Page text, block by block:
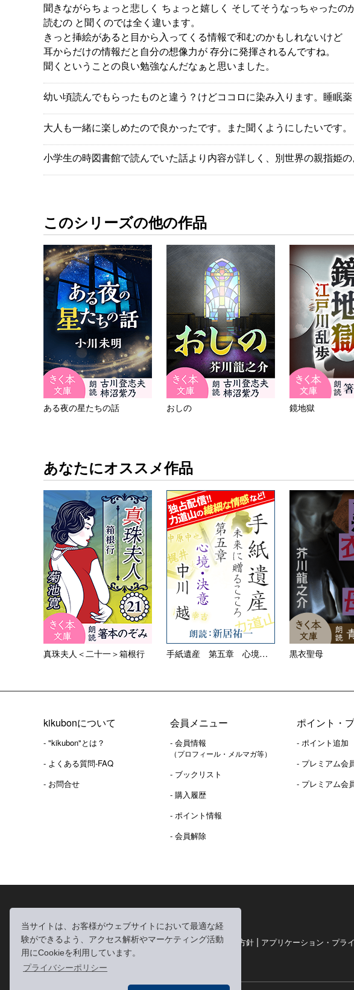
当サイトは、お客様がウェブサイトにおいて最適な経
験ができるよう、アクセス解析やマーケティング活動
用にCookieを利用しています。
プライバシーポリシー
聞きながらちょっと悲しく ちょっと嬉しく そしてそうなっちゃったの
読むの と聞くのでは全く違います。
きっと挿絵があると目から入ってくる情報で和むのかもしれないけど
耳からだけの情報だと自分の想像力が 存分に発揮されるんですね。
聞くということの良い勉強なんだなぁと思いました。
幼い頃読んでもらったものと違う？けどココロに染み入ります。睡眠
大人も一緒に楽しめたので良かったです。また聞くようにしたいです。
小学生の時図書館で読んでいた話より内容が詳しく、別世界の親指姫の
このシリーズの他の作品
ある夜の星たちの話 おしの 鏡地獄
あなたにオススメ作品
真珠夫人＜二十一＞箱根行 手紙遺産 第五章 心境・決意 黒衣聖母
kikubonについて
- "kikubon"とは？
- よくある質問-FAQ
- お問合せ
会員メニュー
- 会員情報
（プロフィール・メルマガ等）
- ブックリスト
- 購入履歴
- ポイント情報
- 会員解除
ポイント・
- ポイント追加
- プレミアム会
- プレミアム会
利用規約|個人情報の取り扱いについて| 個人情報保護方針 | アプリケーション・プラ
特定商取引法に基づく表記